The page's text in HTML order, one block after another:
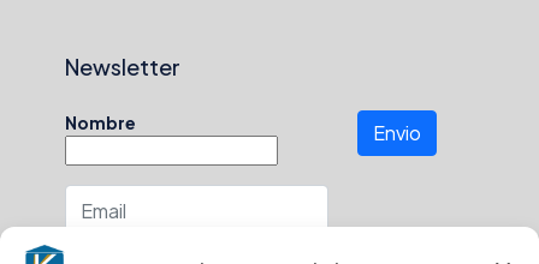
Newsletter
Nombre Envio